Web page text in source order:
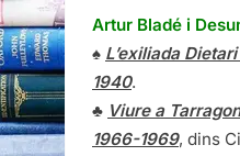
Artur Bladé i
♠ L’exiliada
1940.
♣ Viure a
1966-1969, dins